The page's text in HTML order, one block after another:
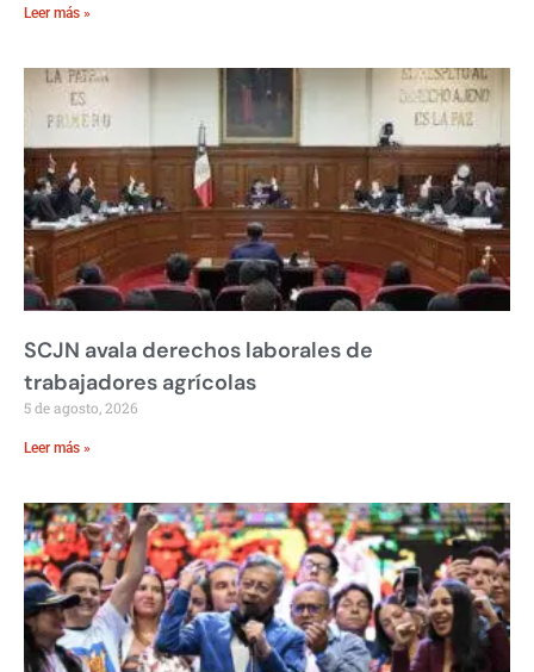
Leer más »
SCJN avala derechos laborales de
trabajadores agrícolas
5 de agosto, 2026
Leer más »